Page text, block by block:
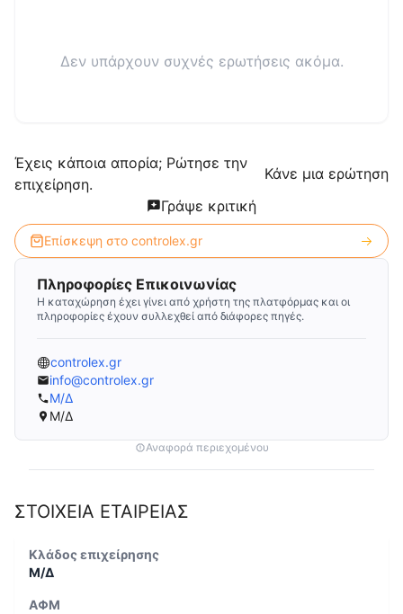
Δεν υπάρχουν συχνές ερωτήσεις ακόμα.
Έχεις κάποια απορία; Ρώτησε την
επιχείρηση.
Κάνε μια ερώτηση
Γράψε κριτική
Επίσκεψη στο controlex.gr
Πληροφορίες Επικοινωνίας
Η καταχώρηση έχει γίνει από χρήστη της πλατφόρμας και οι
πληροφορίες έχουν συλλεχθεί από διάφορες πηγές.
controlex.gr
info@controlex.gr
Μ/Δ
Μ/Δ
Αναφορά περιεχομένου
ΣΤΟΙΧΕΙΑ ΕΤΑΙΡΕΙΑΣ
Κλάδος επιχείρησης
Μ/Δ
ΑΦΜ